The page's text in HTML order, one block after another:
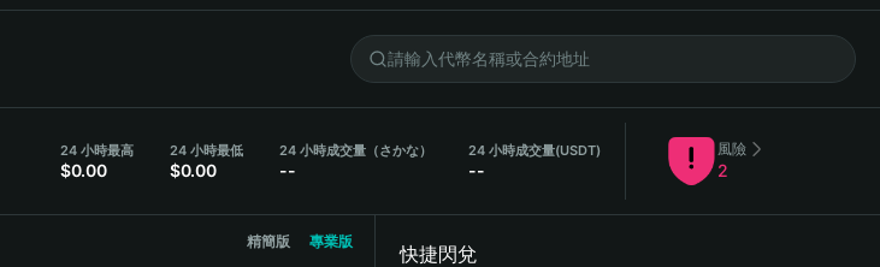
24 小時最高
$0.00
24 小時最低
$0.00
24 小時成交量（さかな）
--
24 小時成交量(USDT)
--
風險
2
精簡版 專業版
快捷閃兌